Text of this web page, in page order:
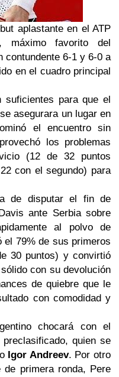
aplastante en el ATP
, máximo favorito del
contundente 6-1 y 6-0 a
en el cuadro principal
suficientes para que el
asegurara un lugar en
el encuentro sin
los problemas
(12 de 32 puntos
con el segundo) para
de disputar el fin de
ante Serbia sobre
al polvo de
el 79% de sus primeros
30 puntos) y convirtió
con su devolución
de quiebre que le
con comodidad y
chocará con el
quien se
Igor Andreev. Por otro
de primera ronda, Pere